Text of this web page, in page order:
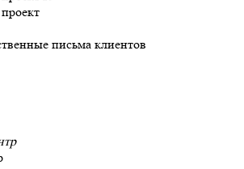
письма клиентов